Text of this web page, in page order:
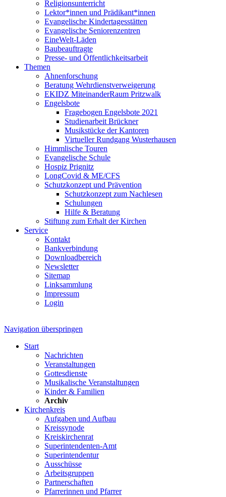
Religionsunterricht
Lektor*innen und Prädikant*innen
Evangelische Kindertagesstätten
Evangelische Seniorenzentren
EineWelt-Läden
Baubeauftragte
Presse- und Öffentlichkeitsarbeit
Themen
Ahnenforschung
Beratung Wehrdienstverweigerung
EKIDZ MiteinanderRaum Pritzwalk
Engelsbote
Fragebogen Engelsbote 2021
Studienarbeit Brückner
Musikstücke der Kantoren
Virtueller Rundgang Wusterhausen
Himmlische Touren
Evangelische Schule
Hospiz Prignitz
LongCovid & ME/CFS
Schutzkonzept und Prävention
Schutzkonzept zum Nachlesen
Schulungen
Hilfe & Beratung
Stiftung zum Erhalt der Kirchen
Service
Kontakt
Bankverbindung
Downloadbereich
Newsletter
Sitemap
Linksammlung
Impressum
Login
Navigation überspringen
Start
Nachrichten
Veranstaltungen
Gottesdienste
Musikalische Veranstaltungen
Kinder & Familien
Archiv
Kirchenkreis
Aufgaben und Aufbau
Kreissynode
Kreiskirchenrat
Superintendenten-Amt
Superintendentur
Ausschüsse
Arbeitsgruppen
Partnerschaften
Pfarrerinnen und Pfarrer